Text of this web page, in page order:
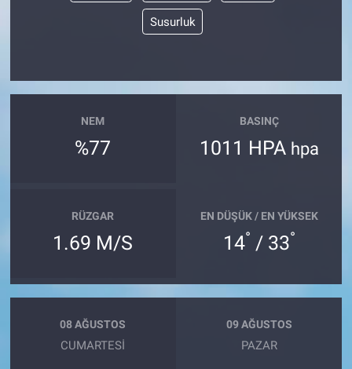
Susurluk
NEM
%77
BASINÇ
1011 HPA hpa
RÜZGAR
1.69 M/S
EN DÜŞÜK / EN YÜKSEK
14° / 33°
08 AĞUSTOS
CUMARTESI
09 AĞUSTOS
PAZAR